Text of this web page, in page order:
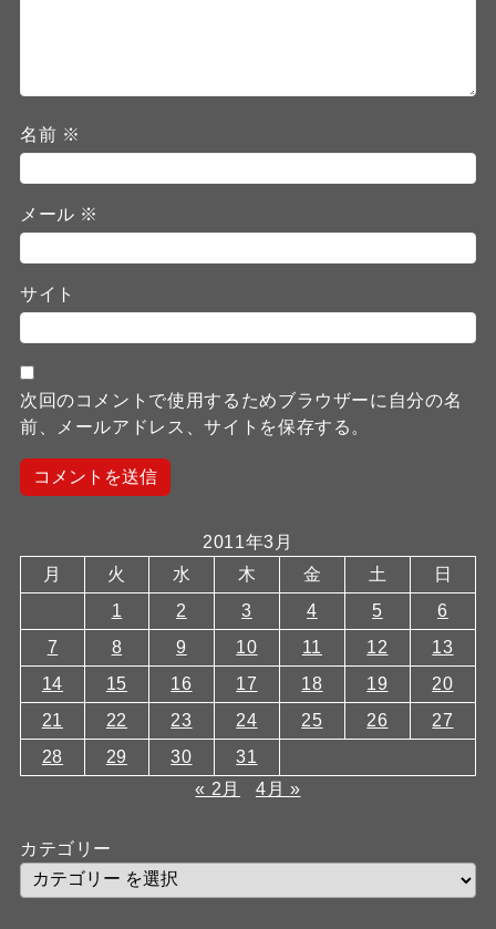
名前 ※
メール ※
サイト
次回のコメントで使用するためブラウザーに自分の名
前、メールアドレス、サイトを保存する。
2011年3月
月
火 水 木 金 土
日
1
2 3 4 5
6
7
8 9 10 11 12
13
14
15 16 17 18 19
20
21
22 23 24 25 26
27
28
29 30
31
« 2月
4月 »
カテゴリー